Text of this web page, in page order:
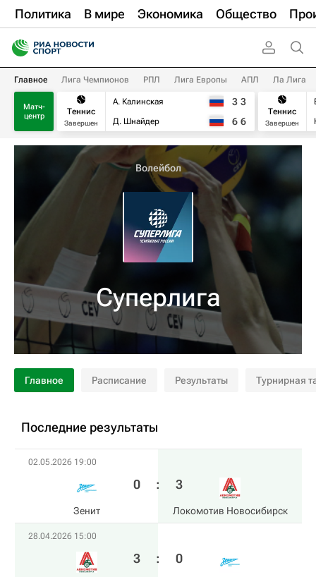
Политика В мире Экономика Общество
Главное Лига Чемпионов РПЛ Лига Европы АПЛ Ла Лига
Матч-
центр
Теннис
Завершен
А. Калинская
Д. Шнайдер
3 3
6 6
Теннис
Завершен
Волейбол
Суперлига
Главное Расписание Результаты Турнирная
Последние результаты
02.05.2026 19:00
Зенит
0 : 3
Локомотив Новосибирск
28.04.2026 15:00
3 : 0